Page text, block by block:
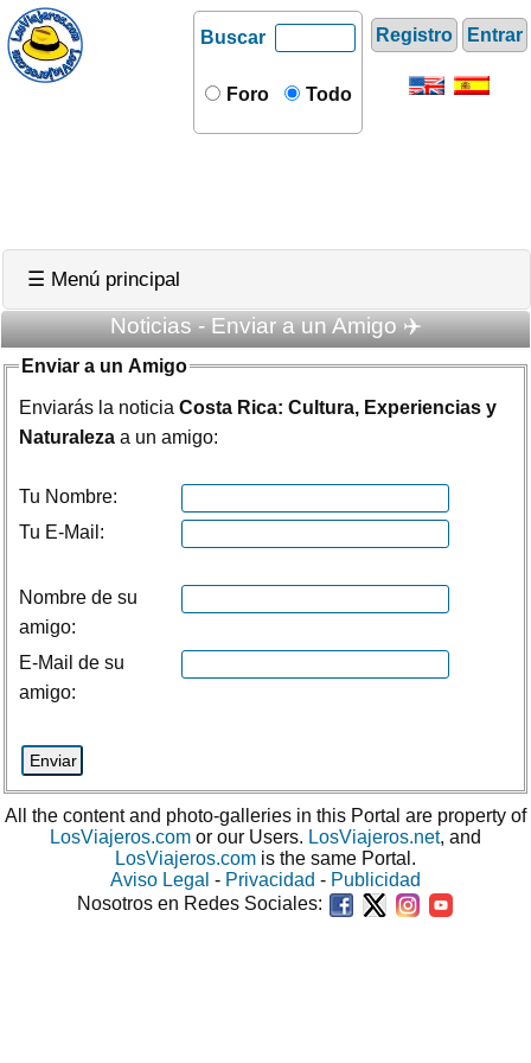
Registro Entrar
Buscar
Foro Todo
☰ Menú principal
Noticias - Enviar a un Amigo ✈️
Enviar a un Amigo
Enviarás la noticia Costa Rica: Cultura, Experiencias y
Naturaleza a un amigo:
Tu Nombre:
Tu E-Mail:
Nombre de su
amigo:
E-Mail de su
amigo:
All the content and photo-galleries in this Portal are property of
LosViajeros.com or our Users. LosViajeros.net, and
LosViajeros.com is the same Portal.
Aviso Legal - Privacidad - Publicidad
Nosotros en Redes Sociales: